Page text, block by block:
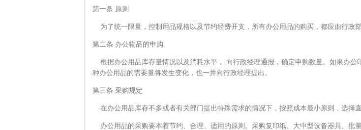
第一条 原则
为了统一限量，控制用品规格以及节约经费开支，所有办公用品的购买，都应由行政
第二条 办公物品的申购
根据办公用品库存量情况以及消耗水平， 向行政经理通报，确定申购数量。如果办公
种办公用品的需要量将发生变化，也一并向行政经理提出。
第三条 采购规定
在办公用品库存不多或者有关部门提出特殊需求的情况下，按照成本最小原则，选择
办公用品的采购要本着节约、合理、适用的原则。采购复印纸、大中型设备器具、批